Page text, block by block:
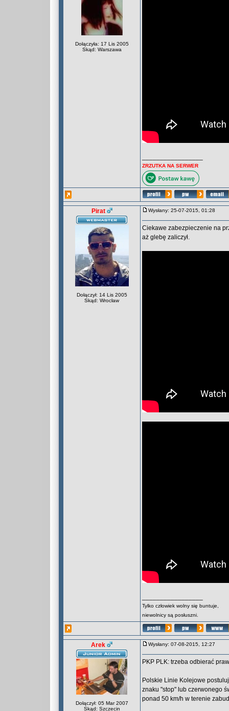
Dołączyła: 17 Lis 2005
Skąd: Warszawa
ZRZUTKA NA SERWER
Pirat
Dołączył: 14 Lis 2005
Skąd: Wrocław
Wysłany: 25-07-2015, 01:28
Ciekawe zabezpieczenie na
aż glebę zaliczył.
Tylko człowiek wolny się buntuje,
niewolnicy są posłuszni.
Arek
Dołączył: 05 Mar 2007
Skąd: Szczecin
Wysłany: 07-08-2015, 12:27
PKP PLK: trzeba odbierać
Polskie Linie Kolejowe
znaku "stop" lub czerwonego
ponad 50 km/h w terenie